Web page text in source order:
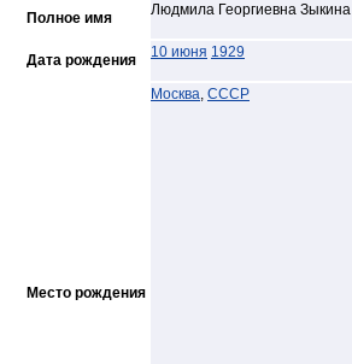
Полное имя Людмила Георгиевна Зыкина
Дата рождения 10 июня 1929
Место рождения
Москва, СССР